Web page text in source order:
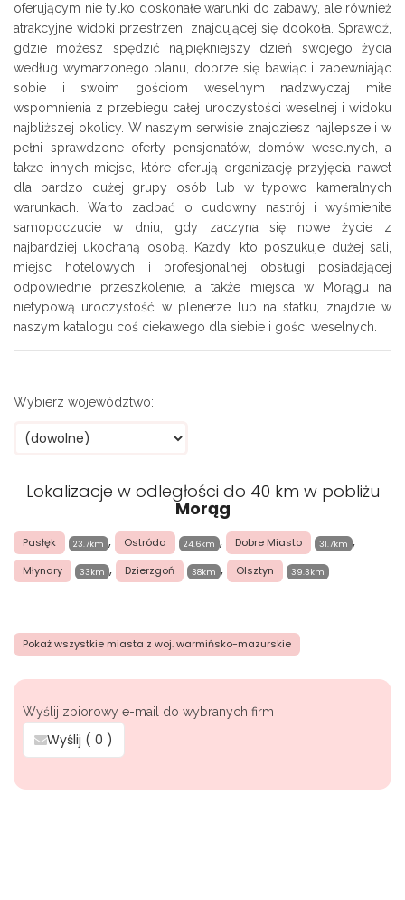
oferującym nie tylko doskonałe warunki do zabawy, ale również
atrakcyjne widoki przestrzeni znajdującej się dookoła. Sprawdź,
gdzie możesz spędzić najpiękniejszy dzień swojego życia
według wymarzonego planu, dobrze się bawiąc i zapewniając
sobie i swoim gościom weselnym nadzwyczaj miłe
wspomnienia z przebiegu całej uroczystości weselnej i widoku
najbliższej okolicy. W naszym serwisie znajdziesz najlepsze i w
pełni sprawdzone oferty pensjonatów, domów weselnych, a
także innych miejsc, które oferują organizację przyjęcia nawet
dla bardzo dużej grupy osób lub w typowo kameralnych
warunkach. Warto zadbać o cudowny nastrój i wyśmienite
samopoczucie w dniu, gdy zaczyna się nowe życie z
najbardziej ukochaną osobą. Każdy, kto poszukuje dużej sali,
miejsc hotelowych i profesjonalnej obsługi posiadającej
odpowiednie przeszkolenie, a także miejsca w Morągu na
nietypową uroczystość w plenerze lub na statku, znajdzie w
naszym katalogu coś ciekawego dla siebie i gości weselnych.
Wybierz województwo:
Lokalizacje w odległości do 40 km w pobliżu
Morąg
Pasłęk 23.7km , Ostróda 24.6km , Dobre Miasto 31.7km ,
Młynary 33km , Dzierzgoń 38km , Olsztyn 39.3km
Pokaż wszystkie miasta z woj. warmińsko-mazurskie
Wyślij zbiorowy e-mail do wybranych firm
Wyślij ( 0 )